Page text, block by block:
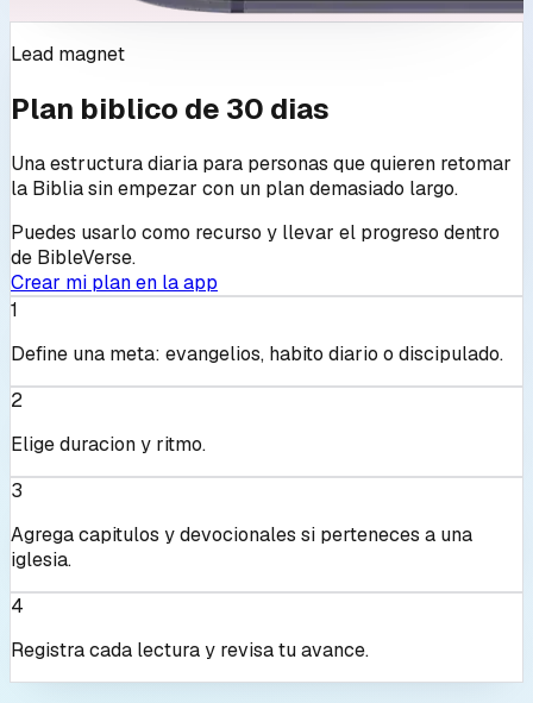
Lead magnet
Plan biblico de 30 dias
Una estructura diaria para personas que quieren retomar
la Biblia sin empezar con un plan demasiado largo.
Puedes usarlo como recurso y llevar el progreso dentro
de BibleVerse.
Crear mi plan en la app
1
Define una meta: evangelios, habito diario o discipulado.
2
Elige duracion y ritmo.
3
Agrega capitulos y devocionales si perteneces a una
iglesia.
4
Registra cada lectura y revisa tu avance.